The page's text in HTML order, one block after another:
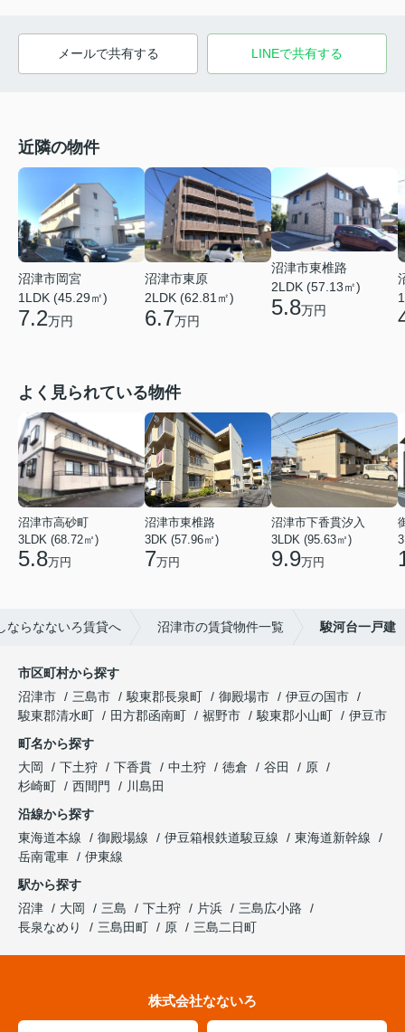
メールで共有する LINEで共有する
近隣の物件
沼津市岡宮
1LDK (45.29㎡)
7.2万円
沼津市東原
2LDK (62.81㎡)
6.7万円
沼津市東椎路
2LDK (57.13㎡)
5.8万円
よく見られている物件
沼津市高砂町
3LDK (68.72㎡)
5.8万円
沼津市東椎路
3DK (57.96㎡)
7万円
沼津市下香貫汐入
3LDK (95.63㎡)
9.9万円
ならなないろ賃貸へ 沼津市の賃貸物件一覧 駿河台一戸建
市区町村から探す
沼津市
三島市 駿東郡長泉町 御殿場市
伊豆の国市
駿東郡清水町
田方郡函南町 裾野市 駿東郡小山町
伊豆市
町名から探す
大岡
下土狩 下香貫 中土狩 徳倉 谷田
原
杉崎町
西間門
川島田
沿線から探す
東海道本線
御殿場線 伊豆箱根鉄道駿豆線
東海道新幹線
岳南電車
伊東線
駅から探す
沼津
大岡 三島 下土狩 片浜
三島広小路
長泉なめり
三島田町 原 三島二日町
株式会社なないろ